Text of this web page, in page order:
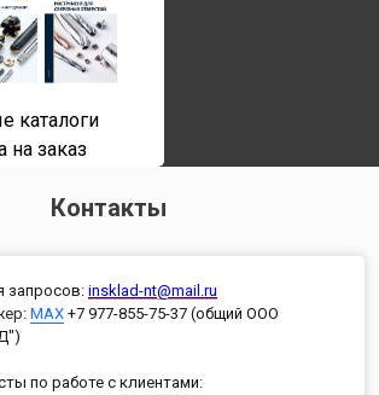
каталоги
на заказ
Контакты
запросов: insklad-nt@mail.ru
: MAX +7 977-855-75-37 (общий ООО
по работе с клиентами: